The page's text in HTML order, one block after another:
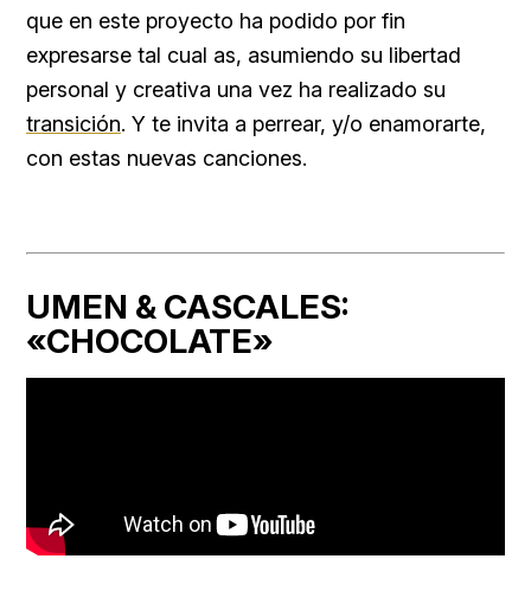
que en este proyecto ha podido por fin
expresarse tal cual as, asumiendo su libertad
personal y creativa una vez ha realizado su
transición. Y te invita a perrear, y/o enamorarte,
con estas nuevas canciones.
UMEN & CASCALES:
«CHOCOLATE»